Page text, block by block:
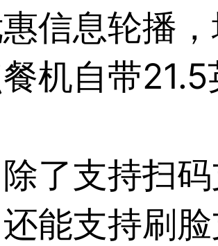
信息轮播
机自带
除了支持扫
能支持刷